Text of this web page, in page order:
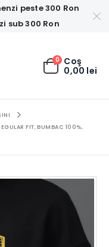
peste 300 Ron
sub 300 Ron
0 Coş
0,00 lei
FIT, BUMBAC 100%,